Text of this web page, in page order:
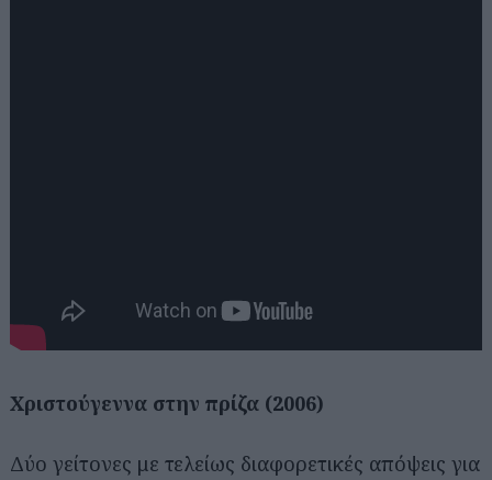
Χριστούγεννα στην πρίζα (2006)
Δύο γείτονες με τελείως διαφορετικές απόψεις για